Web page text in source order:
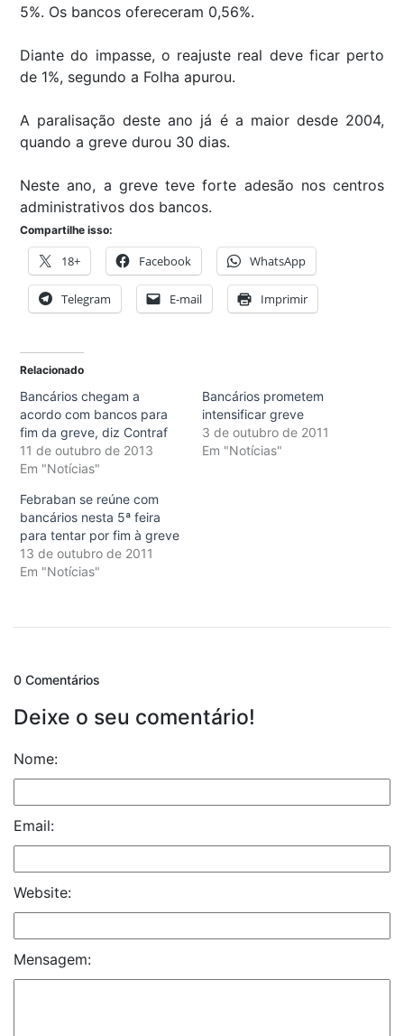
5%. Os bancos ofereceram 0,56%.
Diante do impasse, o reajuste real deve ficar perto
de 1%, segundo a Folha apurou.
A paralisação deste ano já é a maior desde 2004,
quando a greve durou 30 dias.
Neste ano, a greve teve forte adesão nos centros
administrativos dos bancos.
Compartilhe isso:
18+ Facebook WhatsApp
Telegram E-mail Imprimir
Relacionado
Bancários chegam a
acordo com bancos para
fim da greve, diz Contraf
11 de outubro de 2013
Em "Notícias"
Bancários prometem
intensificar greve
3 de outubro de 2011
Em "Notícias"
Febraban se reúne com
bancários nesta 5ª feira
para tentar por fim à greve
13 de outubro de 2011
Em "Notícias"
0 Comentários
Deixe o seu comentário!
Nome:
Email:
Website:
Mensagem: